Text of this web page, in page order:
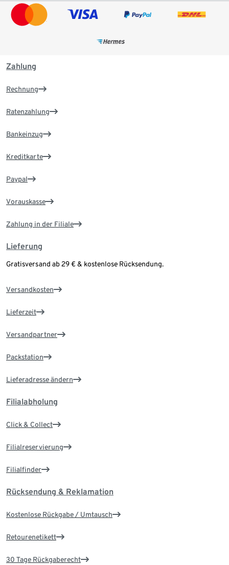
Zahlung
Rechnung
Ratenzahlung
Bankeinzug
Kreditkarte
Paypal
Vorauskasse
Zahlung in der Filiale
Lieferung
Gratisversand ab 29 € & kostenlose Rücksendung.
Versandkosten
Lieferzeit
Versandpartner
Packstation
Lieferadresse ändern
Filialabholung
Click & Collect
Filialreservierung
Filialfinder
Rücksendung & Reklamation
Kostenlose Rückgabe / Umtausch
Retourenetikett
30 Tage Rückgaberecht